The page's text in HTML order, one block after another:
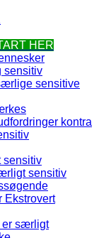
HER
sensitiv
sensitive
kontra
sensitiv
sensitiv
Ekstrovert
er særligt